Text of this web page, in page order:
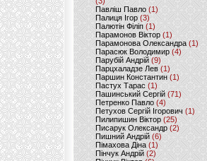
Павліш Павло(1)
Палиця Ігор (3)
Палютін Філіп(1)
Парамонов Віктор (1)
Парамонова Олександра(1)
Парасюк Володимир(4)
Парубій Андрій (9)
Парцхаладзе Лев (1)
Паршин Константин(1)
Пастух Тарас (1)
Пашинський Сергій (71)
Петренко Павло (4)
Петухов Сергій Ігорович (1)
Пилипишин Віктор(25)
Писарук Олександр(2)
Пишний Андрій (6)
Пімахова Діна(1)
Пінчук Андрій(2)